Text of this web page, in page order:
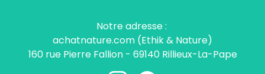
Notre adresse :
achatnature.com (Ethik & Nature)
160 rue Pierre Fallion - 69140 Rillieux-La-Pape